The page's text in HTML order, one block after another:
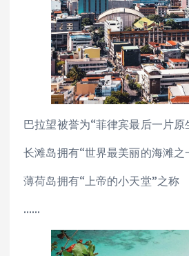
巴拉望被誉为“菲律宾最后一片原
长滩岛拥有“世界最美丽的海滩之
薄荷岛拥有“上帝的小天堂”之称
……